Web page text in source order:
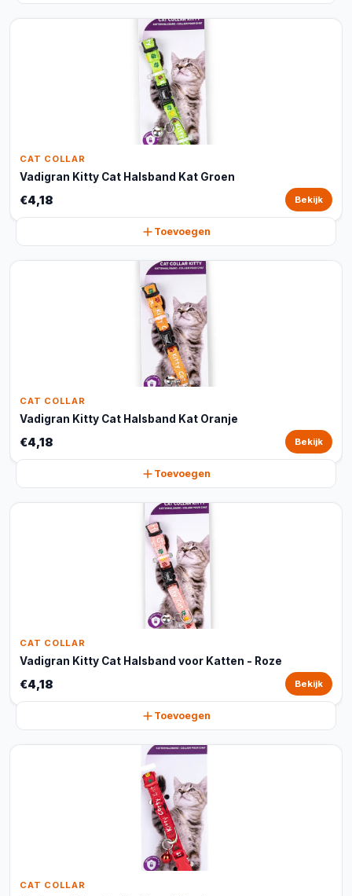
CAT COLLAR
Vadigran Kitty Cat Halsband Kat Groen
€4,18 Bekijk
Toevoegen
CAT COLLAR
Vadigran Kitty Cat Halsband Kat Oranje
€4,18 Bekijk
Toevoegen
CAT COLLAR
Vadigran Kitty Cat Halsband voor Katten - Roze
€4,18 Bekijk
Toevoegen
CAT COLLAR